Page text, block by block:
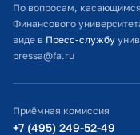
Студенческий офис
Официальный адрес
Министерство
По вопросам,
Финансового
виде в Пресс-службу
pressa@fa.ru
Приёмная комиссия
+7 (495) 249-52-49